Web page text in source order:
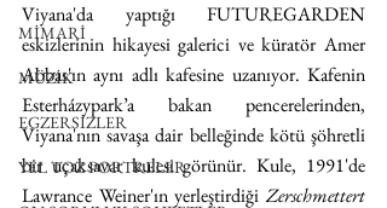
MİMARİ
MÜZİK
EGZERSİZLER
YEL TOZ PORTRELER
Viyana'da yaptığı FUTUREGARDEN
eskizlerinin hikayesi galerici ve küratör Amer
Abbas'ın aynı adlı kafesine uzanıyor. Kafenin
Esterházypark’a bakan pencerelerinden,
Viyana'nın savaşa dair belleğinde kötü şöhretli
bir uçaksavar kulesi görünür. Kule, 1991'de
Lawrance Weiner'ın yerleştirdiği Zerschmettert